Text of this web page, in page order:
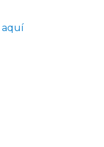
aquí